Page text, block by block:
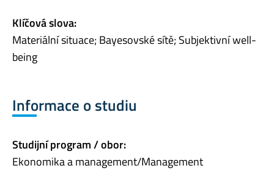
Klíčová slova:
Materiální situace; Bayesovské sítě; Subjektivní well-
being
Informace o studiu
Studijní program / obor:
Ekonomika a management/Management